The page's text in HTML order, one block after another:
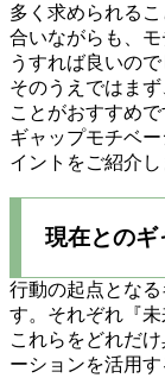
多く求められるこ
合いながらも、
うすれば良いので
そのうえではまず
ことがおすすめで
ギャップモチベ
イントをご紹介し
現在とのギ
行動の起点とな
す。それぞれ『未
これらをどれだ
ーションを活用す